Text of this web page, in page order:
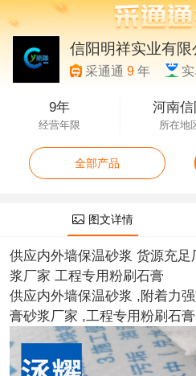
信阳明祥实业有限
采通通9 年
9年
经营年限
河南信
所在地
全部产品
图文详情
供应内外墙保温砂浆 货源充
浆厂家 工程专用粉刷石膏
供应内外墙保温砂浆 ,附着力
膏砂浆厂家 ,工程专用粉刷石膏